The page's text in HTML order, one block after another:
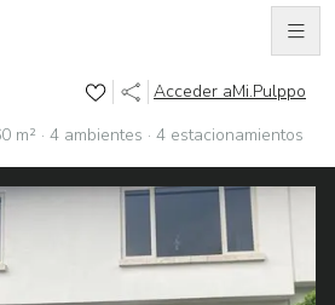
Acceder aMi.Pulppo
m² · 4 ambientes · 4 estacionamientos